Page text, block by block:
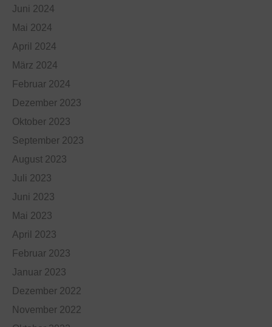
Juni 2024
Mai 2024
April 2024
März 2024
Februar 2024
Dezember 2023
Oktober 2023
September 2023
August 2023
Juli 2023
Juni 2023
Mai 2023
April 2023
Februar 2023
Januar 2023
Dezember 2022
November 2022